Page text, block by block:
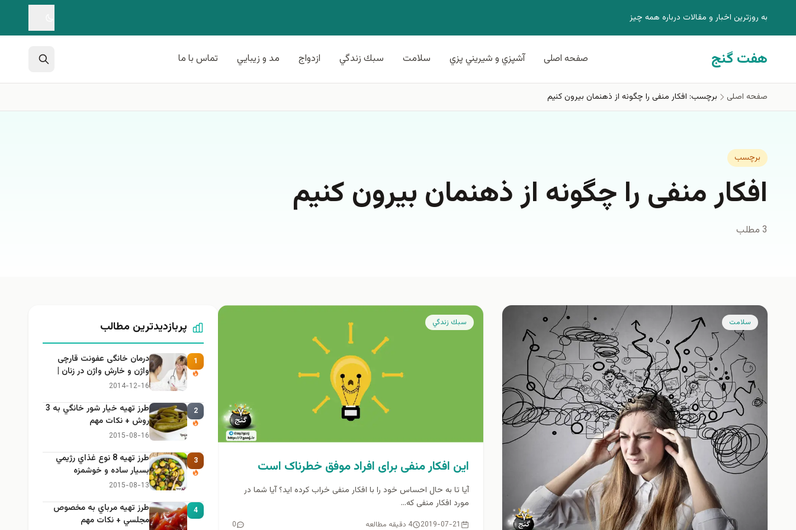
به روزترين اخبار و مقالات درباره همه چيز
هفت گنج صفحه اصلی آشپزي و شيريني پزي سلامت سبك زندگي ازدواج مد و زيبايي تماس با ما
صفحه اصلی برچسب: افکار منفی را چگونه از ذهنمان بیرون کنیم
برچسب
افکار منفی را چگونه از ذهنمان بیرون کنیم
3 مطلب
سلامت سبك زندگي
این افکار منفی برای افراد موفق خطرناک است
آیا تا به حال احساس خود را با افکار منفی خراب کرده اید؟ آیا شما در
مورد افکار منفی که...
2019-07-21 4 دقیقه مطالعه 0
پربازدیدترین مطالب
1
درمان خانگی عفونت قارچی
واژن و خارش واژن در زنان |
راهنمای کامل، ایمن و کاربردی
2014-12-16
2
طرز تهيه خیار شور خانگي به 3
روش + نكات مهم
2015-08-16
3
طرز تهيه 8 نوع غذاي رژيمي
بسيار ساده و خوشمزه
2015-08-13
4
طرز تهيه مرباي به مخصوص
مجلسي + نكات مهم